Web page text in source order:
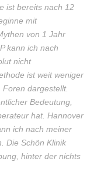
ist bereits nach 12
mit
von 1 Jahr
kann ich nach
nicht
ist weit weniger
dargestellt.
Bedeutung,
hat. Hannover
ich nach meiner
Die Schön Klinik
hinter der nichts